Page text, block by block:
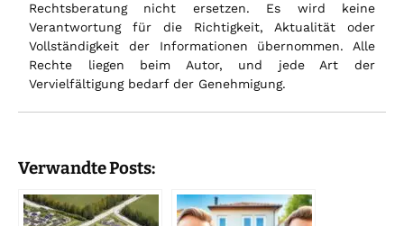
Rechtsberatung nicht ersetzen. Es wird keine
Verantwortung für die Richtigkeit, Aktualität oder
Vollständigkeit der Informationen übernommen. Alle
Rechte liegen beim Autor, und jede Art der
Vervielfältigung bedarf der Genehmigung.
Verwandte Posts: